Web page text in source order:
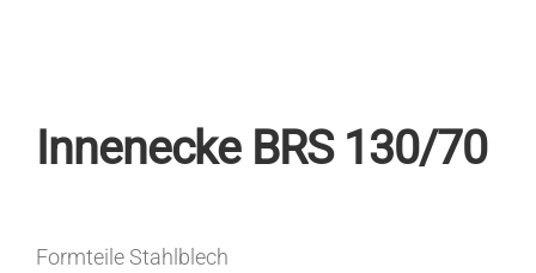
Innenecke BRS 130/70
Formteile Stahlblech